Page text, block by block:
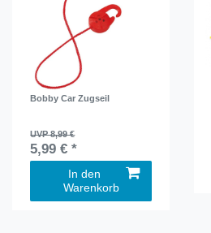
Bobby Car Zugseil
UVP 8,99 €
5,99 € *
In den
Warenkorb